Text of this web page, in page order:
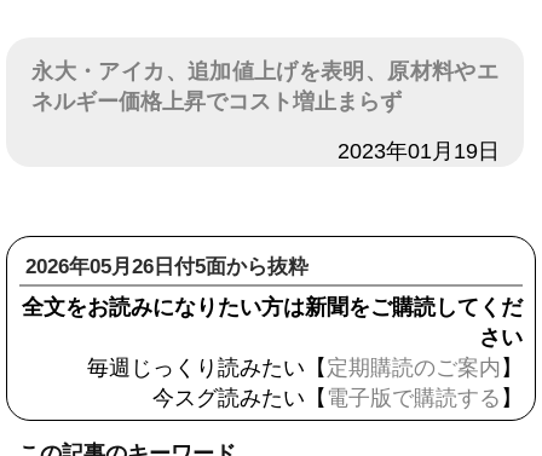
永大・アイカ、追加値上げを表明、原材料やエ
ネルギー価格上昇でコスト増止まらず
2023年01月19日
2026年05月26日付5面から抜粋
全文をお読みになりたい方は新聞をご購読してくだ
さい
毎週じっくり読みたい【 定期購読のご案内 】
今スグ読みたい【 電子版で購読する 】